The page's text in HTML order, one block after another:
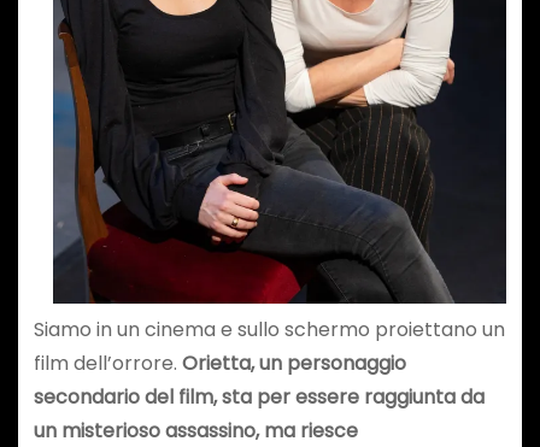
Siamo in un cinema e sullo schermo proiettano un
film dell’orrore. Orietta, un personaggio
secondario del film, sta per essere raggiunta da
un misterioso assassino, ma riesce